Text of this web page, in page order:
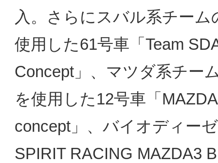
入。さらにスバル系チーム
使用した61号車「Team
Concept」、マツダ系チー
を使用した12号車「
concept」、バイオディー
SPIRIT RACING MAZDA3